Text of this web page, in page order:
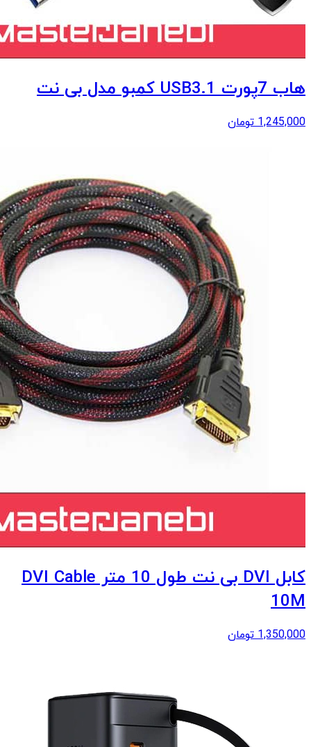
هاب 7پورت USB3.1 کمبو مدل بی نت
1,245,000 تومان
کابل DVI بی نت طول 10 متر DVI Cable
10M
1,350,000 تومان